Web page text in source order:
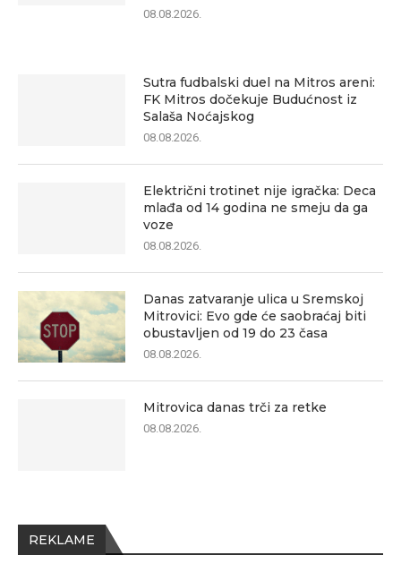
08.08.2026.
Sutra fudbalski duel na Mitros areni:
FK Mitros dočekuje Budućnost iz
Salaša Noćajskog
08.08.2026.
Električni trotinet nije igračka: Deca
mlađa od 14 godina ne smeju da ga
voze
08.08.2026.
Danas zatvaranje ulica u Sremskoj
Mitrovici: Evo gde će saobraćaj biti
obustavljen od 19 do 23 časa
08.08.2026.
Mitrovica danas trči za retke
08.08.2026.
REKLAME